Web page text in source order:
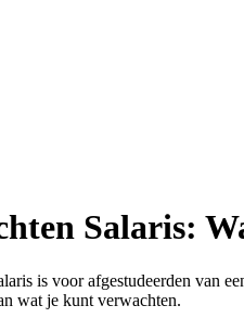
Salaris:
is voor afgestudeerden
wat je kunt verwachten.